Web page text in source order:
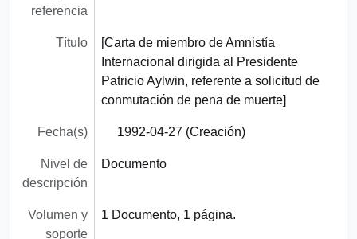
referencia
Título
[Carta de miembro de Amnistía
Internacional dirigida al Presidente
Patricio Aylwin, referente a solicitud de
conmutación de pena de muerte]
Fecha(s) 1992-04-27 (Creación)
Nivel de
descripción
Documento
Volumen y
soporte
1 Documento, 1 página.